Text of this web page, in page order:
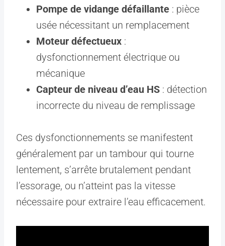
Pompe de vidange défaillante : pièce
usée nécessitant un remplacement
Moteur défectueux :
dysfonctionnement électrique ou
mécanique
Capteur de niveau d’eau HS : détection
incorrecte du niveau de remplissage
Ces dysfonctionnements se manifestent
généralement par un tambour qui tourne
lentement, s’arrête brutalement pendant
l’essorage, ou n’atteint pas la vitesse
nécessaire pour extraire l’eau efficacement.